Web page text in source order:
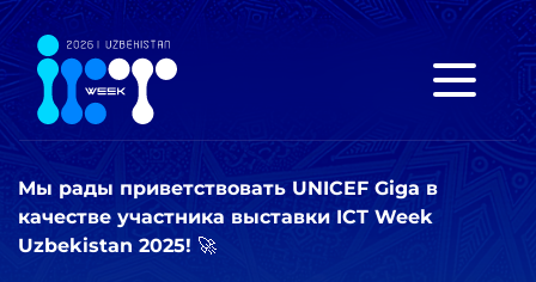
Мы рады приветствовать UNICEF Giga в
качестве участника выставки ICT Week
Uzbekistan 2025! 🚀